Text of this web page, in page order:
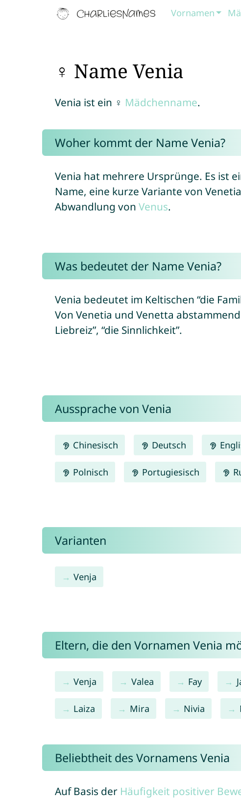
Vornamen
♀ Name Venia
Venia ist ein ♀ Mädchenname.
Woher kommt der Name Venia?
Venia hat mehrere Ursprünge. Es ist
Name, eine kurze Variante von
Abwandlung von Venus.
Was bedeutet der Name Venia?
Venia bedeutet im Keltischen “die
Von Venetia und Venetta
Liebreiz”, “die Sinnlichkeit”.
Aussprache von Venia
Chinesisch Deutsch
Polnisch Portugiesisch
Varianten
Venja
Eltern, die den Vornamen Venia
Venja Valea Fay
Laiza Mira Nivia
Beliebtheit des Vornamens Venia
Auf Basis der Häufigkeit positiver